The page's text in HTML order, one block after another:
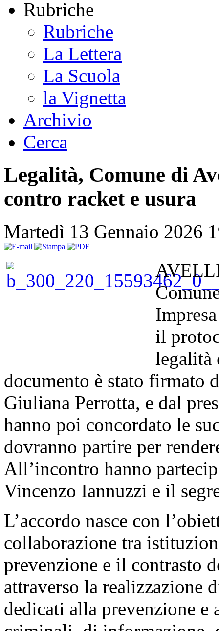
Rubriche
Rubriche
La Lettera
La Scuola
la Vignetta
Archivio
Cerca
Legalità, Comune di
contro racket e usura
Martedì 13 Gennaio 2026
il
legalità
documento è stato firmato
Giuliana Perrotta, e dal
hanno poi concordato le
dovranno partire per
All’incontro hanno
Vincenzo Iannuzzi e il
L’accordo nasce con
collaborazione tra
prevenzione e il contrasto
attraverso la realizzazione
dedicati alla prevenzione e